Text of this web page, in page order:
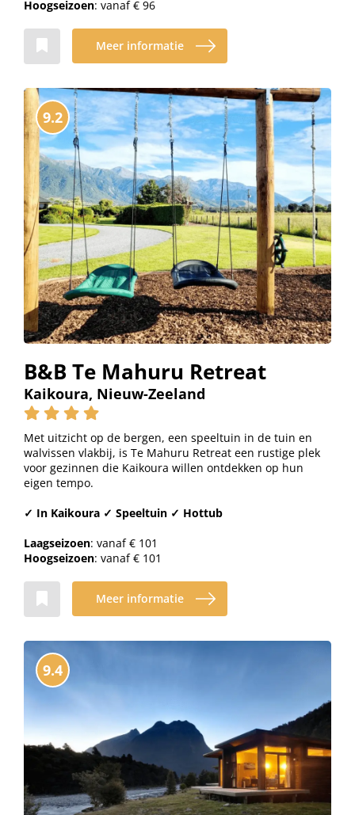
Hoogseizoen: vanaf € 96
Meer informatie
9.2
B&B Te Mahuru Retreat
Kaikoura, Nieuw-Zeeland
Met uitzicht op de bergen, een speeltuin in de tuin en
walvissen vlakbij, is Te Mahuru Retreat een rustige plek
voor gezinnen die Kaikoura willen ontdekken op hun
eigen tempo.
✓ In Kaikoura ✓ Speeltuin ✓ Hottub
Laagseizoen: vanaf € 101
Hoogseizoen: vanaf € 101
Meer informatie
9.4